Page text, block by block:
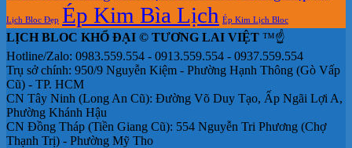
Lịch Bloc Đẹp Ép Kim Bìa Lịch Ép Kim Lịch Bloc
LỊCH BLOC KHỔ ĐẠI © TƯƠNG LAI VIỆT ™☝️
Hotline/Zalo: 0983.559.554 - 0913.559.554 - 0937.559.554
Trụ sở chính: 950/9 Nguyễn Kiệm - Phường Hạnh Thông (Gò Vấp
Cũ) - TP. HCM
CN Tây Ninh (Long An Cũ): Đường Võ Duy Tạo, Ấp Ngãi Lợi A,
Phường Khánh Hậu
CN Đồng Tháp (Tiền Giang Cũ): 554 Nguyễn Tri Phương (Chợ
Thạnh Trị) - Phường Mỹ Tho